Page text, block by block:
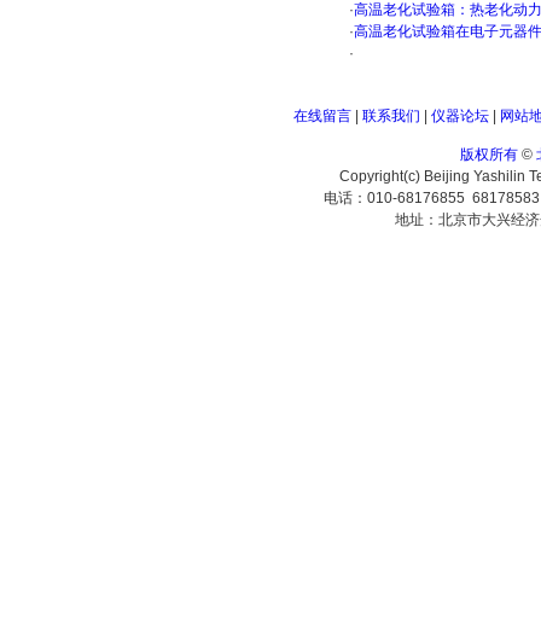
·高温老化试验箱：热老化动
·高温老化试验箱在电子元器
·
在线留言| 联系我们 仪器论坛| 网站
版权所有©
Copyright(c) Beijing Yashilin
电话：010-68176855
地址：北京市大兴经